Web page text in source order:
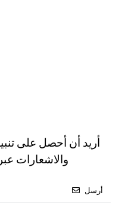
أريد أن أحصل على
والاشعارات
أرسل